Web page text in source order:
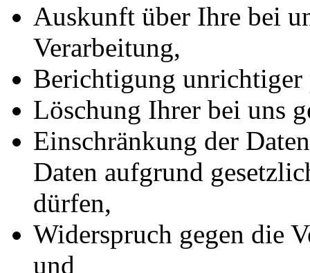
Auskunft über Ihre bei
Verarbeitung,
Berichtigung unrichtiger
Löschung Ihrer bei uns
Einschränkung der
Daten aufgrund
dürfen,
Widerspruch gegen die
und